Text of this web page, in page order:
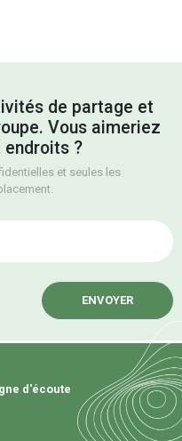
de partage et
Vous aimeriez
?
et seules les
d'écoute